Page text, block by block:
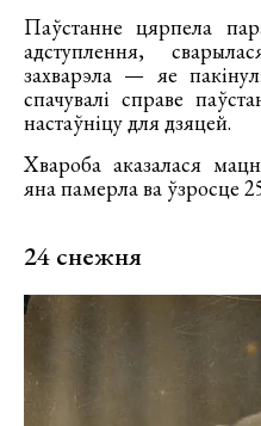
Паўстанне цярпела
адступлення,
захварэла — яе
спачувалі справе
настаўніцу для дзяцей.
Хвароба аказалася
яна памерла ва ўзросце
24 снежня